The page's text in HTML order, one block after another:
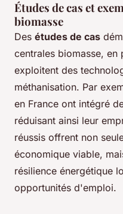
Études de cas et
biomasse
Des études de cas
centrales biomasse, en
exploitent des
méthanisation. Par
en France ont intégré
réduisant ainsi leur
réussis offrent non
économique viable,
résilience énergétique
opportunités d'emploi.